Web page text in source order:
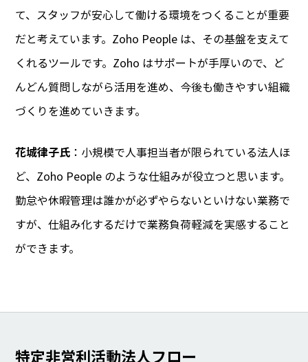
て、スタッフが安心して働ける環境をつくることが重要
だと考えています。Zoho People は、その基盤を支えて
くれるツールです。Zoho はサポートが手厚いので、ど
んどん質問しながら活用を進め、今後も働きやすい組織
づくりを進めていきます。
花城律子氏 ：小規模で人事担当者が限られている法人ほ
ど、Zoho People のような仕組みが役立つと思います。
勤怠や休暇管理は誰かが必ずやらないといけない業務で
すが、仕組み化するだけで業務負荷軽減を実感すること
ができます。
特定非営利活動法人フロー